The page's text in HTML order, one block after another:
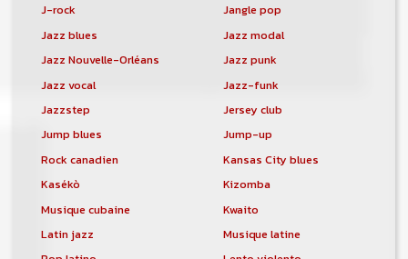
J-rock
Jangle pop
Jazz blues
Jazz modal
Jazz Nouvelle-Orléans
Jazz punk
Jazz vocal
Jazz-funk
Jazzstep
Jersey club
Jump blues
Jump-up
Rock canadien
Kansas City blues
Kasékò
Kizomba
Musique cubaine
Kwaito
Latin jazz
Musique latine